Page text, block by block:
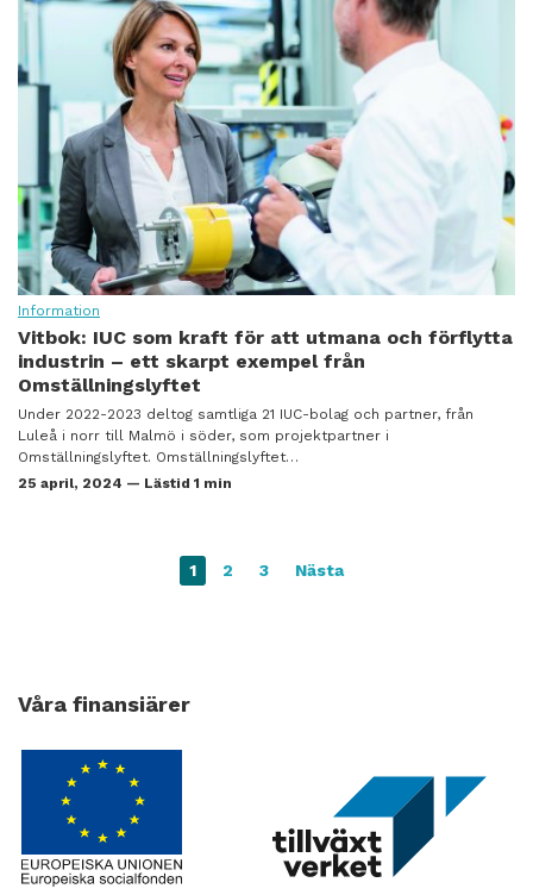
Information
Vitbok: IUC som kraft för att utmana och förflytta
industrin – ett skarpt exempel från
Omställningslyftet
Under 2022-2023 deltog samtliga 21 IUC-bolag och partner, från
Luleå i norr till Malmö i söder, som projektpartner i
Omställningslyftet. Omställningslyftet…
25 april, 2024 — Lästid 1 min
1 2 3 Nästa
Våra finansiärer